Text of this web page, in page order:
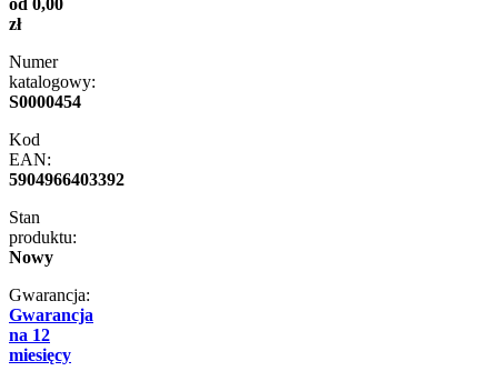
zł
Numer
katalogowy:
S0000454
Kod
EAN:
5904966403392
Stan
produktu:
Nowy
Gwarancja:
Gwarancja
na 12
miesięcy